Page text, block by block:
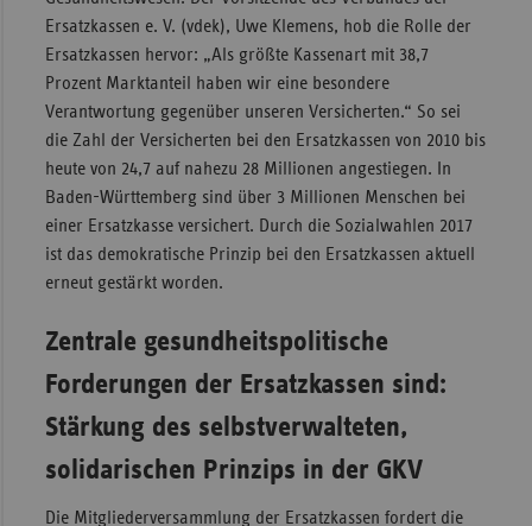
Ersatzkassen e. V. (vdek), Uwe Klemens, hob die Rolle der
Ersatzkassen hervor: „Als größte Kassenart mit 38,7
Prozent Marktanteil haben wir eine besondere
Verantwortung gegenüber unseren Versicherten.“ So sei
die Zahl der Versicherten bei den Ersatzkassen von 2010 bis
heute von 24,7 auf nahezu 28 Millionen angestiegen. In
Baden-Württemberg sind über 3 Millionen Menschen bei
einer Ersatzkasse versichert. Durch die Sozialwahlen 2017
ist das demokratische Prinzip bei den Ersatzkassen aktuell
erneut gestärkt worden.
Zentrale gesundheitspolitische
Forderungen der Ersatzkassen sind:
Stärkung des selbstverwalteten,
solidarischen Prinzips in der GKV
Die Mitgliederversammlung der Ersatzkassen fordert die